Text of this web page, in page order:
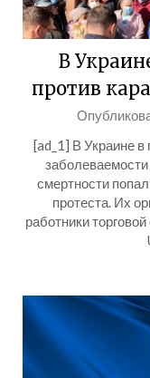
В
против
[ad_1] В Украине в
смертности
протеста. Их
работники